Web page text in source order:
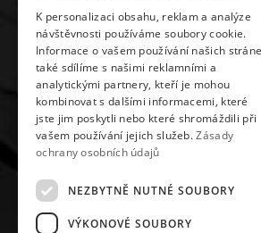
SLEDUJ NÁS NA
K personalizaci obsahu, reklam a analýze
návštěvnosti používáme soubory cookie.
Informace o vašem používání našich
také sdílíme s našimi reklamními a
analytickými partnery, kteří je mohou
kombinovat s dalšími informacemi, které
jste jim poskytli nebo které shromáždili při
vašem používání jejich služeb.Zásady
ochrany osobních údajů
NEZBYTNĚ NUTNÉ SOUBORY
VÝKONOVÉ SOUBORY